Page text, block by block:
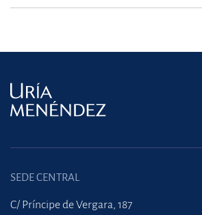
SEDE CENTRAL
C/ Príncipe de Vergara, 187